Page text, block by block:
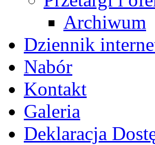
Archiwum
Dziennik
Nabór
Kontakt
Galeria
Deklaracja